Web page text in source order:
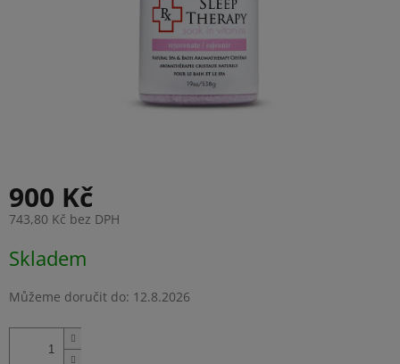
900 Kč
743,80 Kč bez DPH
cena:
Skladem
Můžeme doručit do: 12.8.2026